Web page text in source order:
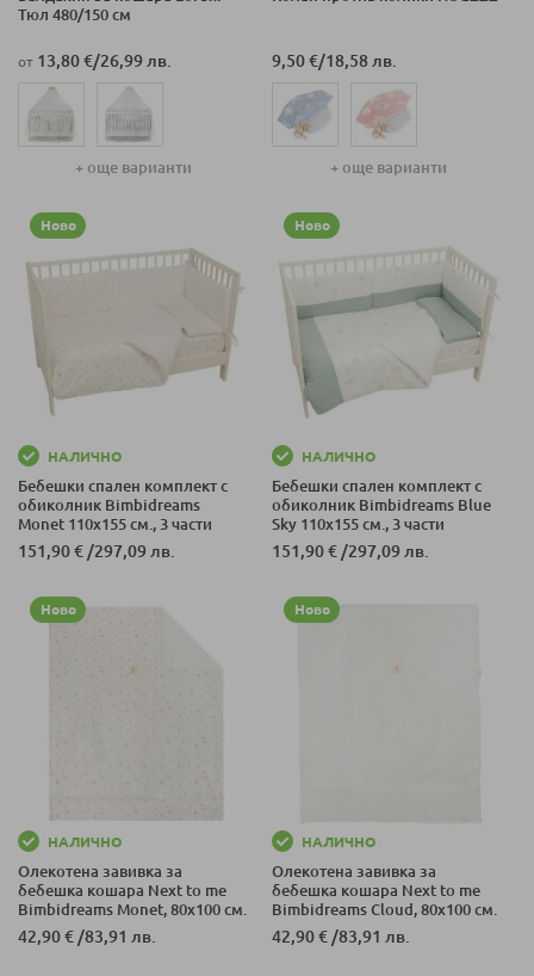
Тюл 480/150 см
от 13,80 €/26,99 лв.
+ още варианти
9,50 €/18,58 лв.
+ още варианти
Ново
НАЛИЧНО
Бебешки спален комплект с
обиколник Bimbidreams
Monet 110x155 см., 3 части
151,90 €/297,09 лв.
Ново
НАЛИЧНО
Бебешки спален комплект с
обиколник Bimbidreams Blue
Sky 110x155 см., 3 части
151,90 €/297,09 лв.
Ново
НАЛИЧНО
Олекотена завивка за
бебешка кошара Next to me
Bimbidreams Monet, 80x100 см.
42,90 €/83,91 лв.
Ново
НАЛИЧНО
Олекотена завивка за
бебешка кошара Next to me
Bimbidreams Cloud, 80x100 см.
42,90 €/83,91 лв.